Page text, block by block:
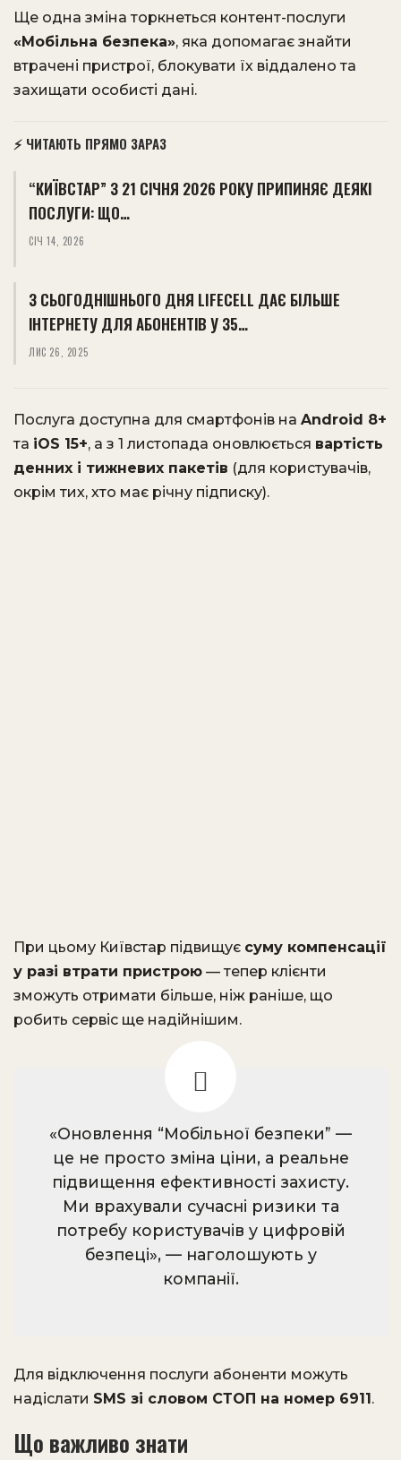
Ще одна зміна торкнеться контент-послуги
«Мобільна безпека», яка допомагає знайти
втрачені пристрої, блокувати їх віддалено та
захищати особисті дані.
⚡ ЧИТАЮТЬ ПРЯМО ЗАРАЗ
“КИЇВСТАР” З 21 СІЧНЯ 2026 РОКУ ПРИПИНЯЄ ДЕЯКІ
ПОСЛУГИ: ЩО…
СІЧ 14, 2026
З СЬОГОДНІШНЬОГО ДНЯ LIFECELL ДАЄ БІЛЬШЕ
ІНТЕРНЕТУ ДЛЯ АБОНЕНТІВ У 35…
ЛИС 26, 2025
Послуга доступна для смартфонів на Android 8+
та iOS 15+, а з 1 листопада оновлюється вартість
денних і тижневих пакетів (для користувачів,
окрім тих, хто має річну підписку).
При цьому Київстар підвищує суму компенсації
у разі втрати пристрою — тепер клієнти
зможуть отримати більше, ніж раніше, що
робить сервіс ще надійнішим.
«Оновлення “Мобільної безпеки” —
це не просто зміна ціни, а реальне
підвищення ефективності захисту.
Ми врахували сучасні ризики та
потребу користувачів у цифровій
безпеці», — наголошують у
компанії.
Для відключення послуги абоненти можуть
надіслати SMS зі словом СТОП на номер 6911.
Що важливо знати